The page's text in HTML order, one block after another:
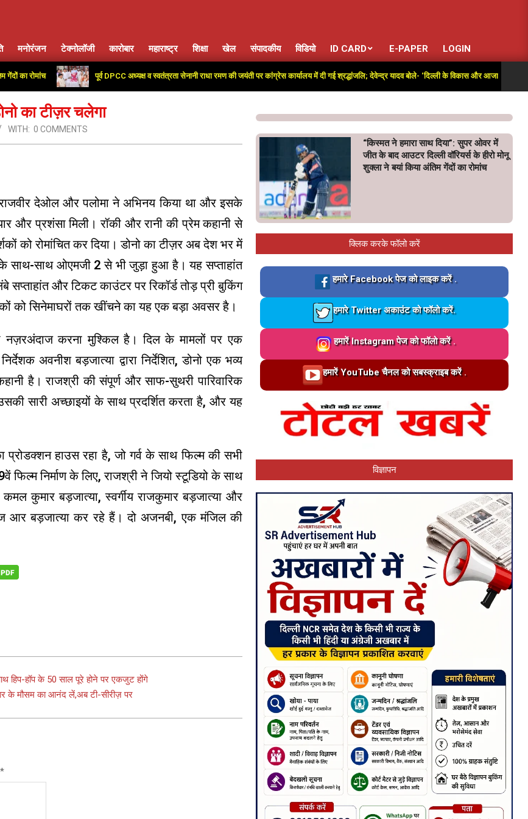
Primary
Navigation
मनोरंजन टेक्नोलॉजी कारोबार महाराष्ट्र शिक्षा खेल संपादकीय विडियो ID CARD E-PAPER LOGIN
रोमांच पूर्व DPCC अध्यक्ष व स्वतंत्रता सेनानी राधा रमण की जयंती पर कांग्रेस कार्यालय में दी गई श्रद्धांजलि; देवेन्द्र यादव बोले- ‘दिल्ली के विकास और आजादी की लड़ाई में
का टीज़र चलेगा
WITH: 0 COMMENTS
राजवीर देओल और पलोमा ने अभिनय किया था और इसके
और प्रशंसा मिली। रॉकी और रानी की प्रेम कहानी से
को रोमांचित कर दिया। डोनो का टीज़र अब देश भर में
साथ-साथ ओएमजी 2 से भी जुड़ा हुआ है। यह सप्ताहांत
और टिकट काउंटर पर रिकॉर्ड तोड़ प्री बुकिंग
को सिनेमाघरों तक खींचने का यह एक बड़ा अवसर है।
नज़रअंदाज करना मुश्किल है। दिल के मामलों पर एक
अवनीश बड़जात्या द्वारा निर्देशित, डोनो एक भव्य
है। राजश्री की संपूर्ण और साफ-सुथरी पारिवारिक
सारी अच्छाइयों के साथ प्रदर्शित करता है, और यह
प्रोडक्शन हाउस रहा है, जो गर्व के साथ फिल्म की सभी
निर्माण के लिए, राजश्री ने जियो स्टूडियो के साथ
कुमार बड़जात्या, स्वर्गीय राजकुमार बड़जात्या और
आर बड़जात्या कर रहे हैं। दो अजनबी, एक मंजिल की
हिप-हॉप के 50 साल पूरे होने पर एकजुट होंगे
के मौसम का आनंद लें,अब टी-सीरीज़ पर
*
“किस्मत ने हमारा साथ दिया”: सुपर ओवर में
जीत के बाद आउटर दिल्ली वॉरियर्स के हीरो मोनू
शुक्ला ने बयां किया अंतिम गेंदों का रोमांच
क्लिक करके फॉलो करें
Loading…
हमारे Facebook पेज को लाइक करें .
Loading…
हमारे Twitter अकाउंट को फॉलो करें.
Loading…
हमारें Instagram पेज को फॉलो करें .
Loading…हमारें YouTube चैनल को सबस्क्राइब करें .
विज्ञापन